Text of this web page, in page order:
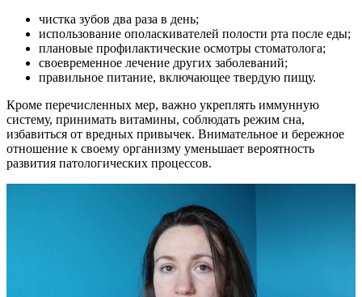
чистка зубов два раза в день;
использование ополаскивателей полости рта после еды;
плановые профилактические осмотры стоматолога;
своевременное лечение других заболеваний;
правильное питание, включающее твердую пищу.
Кроме перечисленных мер, важно укреплять иммунную
систему, принимать витамины, соблюдать режим сна,
избавиться от вредных привычек. Внимательное и бережное
отношение к своему организму уменьшает вероятность
развития патологических процессов.